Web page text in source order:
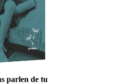
parlen de tu